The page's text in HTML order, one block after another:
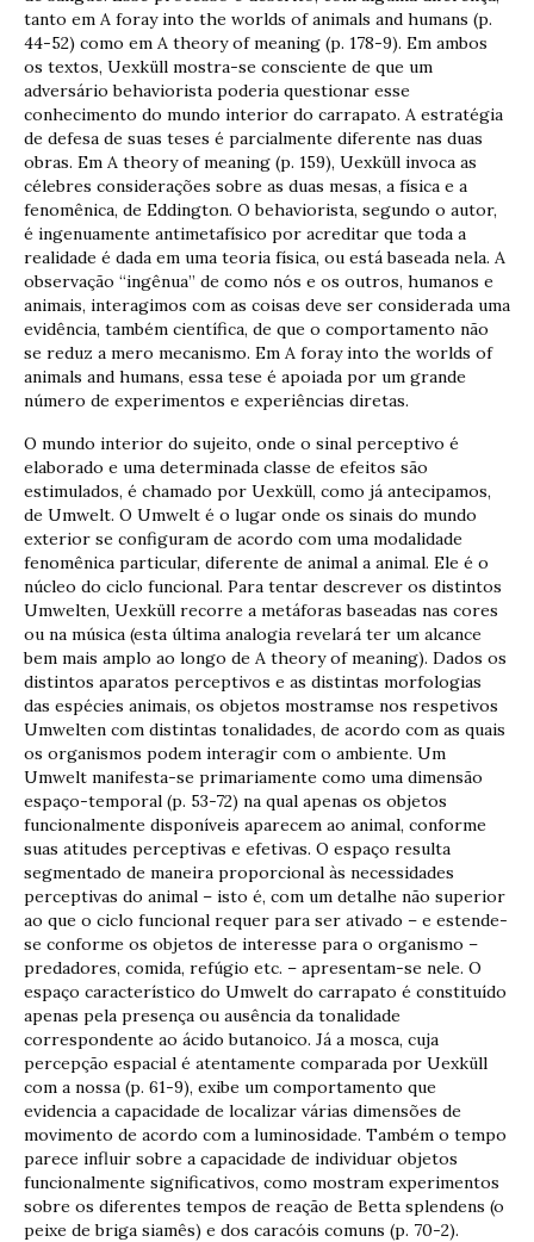
tanto em A foray into the worlds of animals and humans (p.
44-52) como em A theory of meaning (p. 178-9). Em ambos
os textos, Uexküll mostra-se consciente de que um
adversário behaviorista poderia questionar esse
conhecimento do mundo interior do carrapato. A estratégia
de defesa de suas teses é parcialmente diferente nas duas
obras. Em A theory of meaning (p. 159), Uexküll invoca as
célebres considerações sobre as duas mesas, a física e a
fenomênica, de Eddington. O behaviorista, segundo o autor,
é ingenuamente antimetafísico por acreditar que toda a
realidade é dada em uma teoria física, ou está baseada nela. A
observação “ingênua” de como nós e os outros, humanos e
animais, interagimos com as coisas deve ser considerada uma
evidência, também científica, de que o comportamento não
se reduz a mero mecanismo. Em A foray into the worlds of
animals and humans, essa tese é apoiada por um grande
número de experimentos e experiências diretas.
O mundo interior do sujeito, onde o sinal perceptivo é
elaborado e uma determinada classe de efeitos são
estimulados, é chamado por Uexküll, como já antecipamos,
de Umwelt. O Umwelt é o lugar onde os sinais do mundo
exterior se configuram de acordo com uma modalidade
fenomênica particular, diferente de animal a animal. Ele é o
núcleo do ciclo funcional. Para tentar descrever os distintos
Umwelten, Uexküll recorre a metáforas baseadas nas cores
ou na música (esta última analogia revelará ter um alcance
bem mais amplo ao longo de A theory of meaning). Dados os
distintos aparatos perceptivos e as distintas morfologias
das espécies animais, os objetos mostramse nos respetivos
Umwelten com distintas tonalidades, de acordo com as quais
os organismos podem interagir com o ambiente. Um
Umwelt manifesta-se primariamente como uma dimensão
espaço-temporal (p. 53-72) na qual apenas os objetos
funcionalmente disponíveis aparecem ao animal, conforme
suas atitudes perceptivas e efetivas. O espaço resulta
segmentado de maneira proporcional às necessidades
perceptivas do animal – isto é, com um detalhe não superior
ao que o ciclo funcional requer para ser ativado – e estende-
se conforme os objetos de interesse para o organismo –
predadores, comida, refúgio etc. – apresentam-se nele. O
espaço característico do Umwelt do carrapato é constituído
apenas pela presença ou ausência da tonalidade
correspondente ao ácido butanoico. Já a mosca, cuja
percepção espacial é atentamente comparada por Uexküll
com a nossa (p. 61-9), exibe um comportamento que
evidencia a capacidade de localizar várias dimensões de
movimento de acordo com a luminosidade. Também o tempo
parece influir sobre a capacidade de individuar objetos
funcionalmente significativos, como mostram experimentos
sobre os diferentes tempos de reação de Betta splendens (o
peixe de briga siamês) e dos caracóis comuns (p. 70-2).